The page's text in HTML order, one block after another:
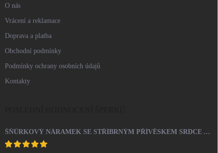
O nás
Vrácení a reklamace
Doprava a platba
Obchodní podmínky
Podmínky ochrany osobních údajů
Kontakty
ŠŇŮRKOVÝ NÁRAMEK SE STŘÍBRNÝM PŘÍVĚSKEM SRDCE A KRYSTALY SWAROVSKI CRYSTAL (STŘÍBRO 925/1000)